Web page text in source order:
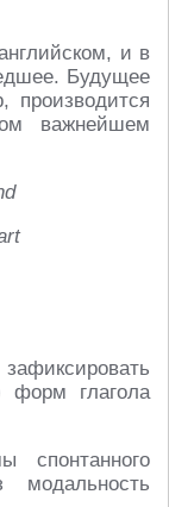
и в
Будущее
производится
важнейшем
форм глагола
спонтанного
модальность